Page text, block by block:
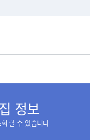
정보
할 수 있습니다